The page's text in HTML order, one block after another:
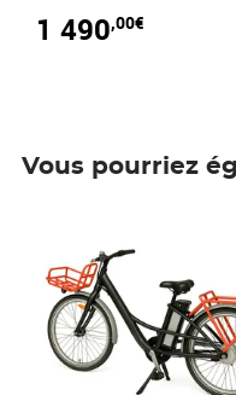
1 490,00€
Vous pourriez